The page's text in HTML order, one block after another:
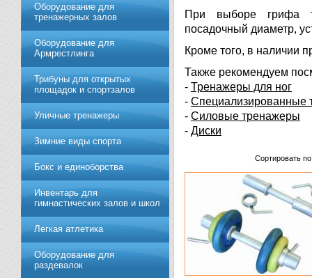
При выборе грифа
посадочный диаметр,
Кроме того, в наличии
Также рекомендуем
- Тренажеры для ног
- Специализированные
- Силовые тренажеры
- Диски
Сортировать
Обoрудoвание для
трeнажерных залoв
Оборудование для
Армрестлинга
Трибуны для открытых
площадок и спортзалов
Уличные тренажеры
Зимние виды спорта
Бокс и единоборства
Инвентарь для
гимнастических залов и школ
Легкая атлетика
Оборудование для
раздевалок